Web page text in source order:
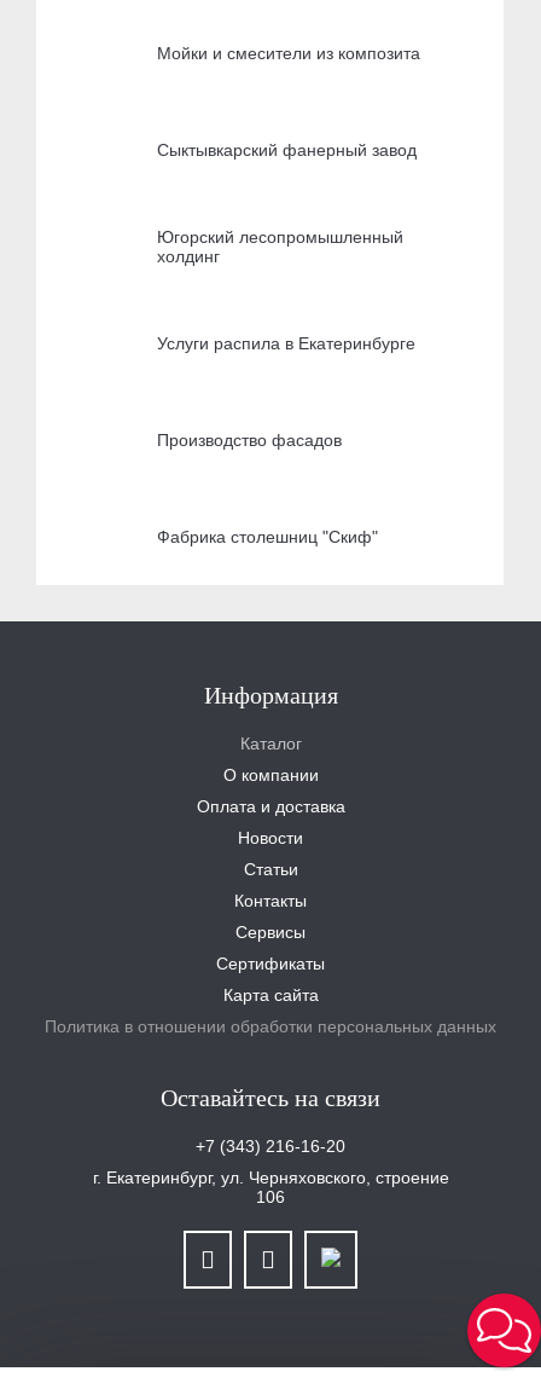
Мойки и смесители из композита
Сыктывкарский фанерный завод
Югорский лесопромышленный
холдинг
Услуги распила в Екатеринбурге
Производство фасадов
Фабрика столешниц "Скиф"
Информация
Каталог
О компании
Оплата и доставка
Новости
Статьи
Контакты
Сервисы
Сертификаты
Карта сайта
Политика в отношении обработки персональных данных
Оставайтесь на связи
+7 (343) 216-16-20
г. Екатеринбург, ул. Черняховского, строение
106